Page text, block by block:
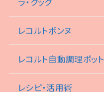
レコルトボンヌ
レコルト自動調理ポット
レシピ・活用術